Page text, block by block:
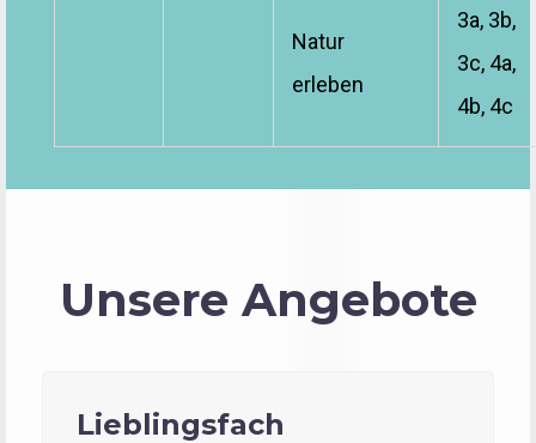
Natur
erleben
3a, 3b,
3c, 4a,
4b, 4c
Unsere Angebote
Lieblingsfach